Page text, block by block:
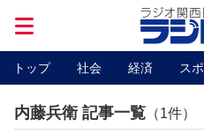
トップ 社会 経済 ス
内藤兵衛 記事一覧 （1件）